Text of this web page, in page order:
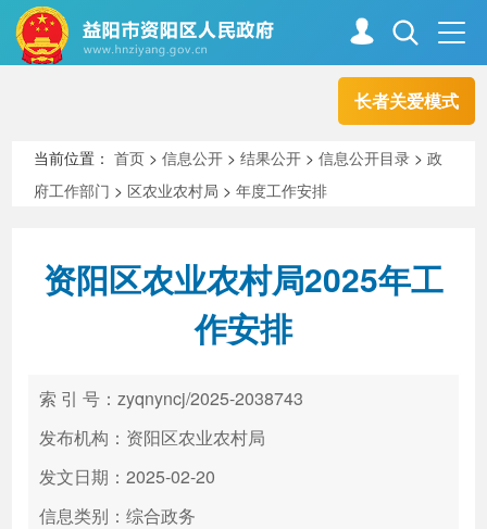
长者关爱模式
走进资阳
新闻中心 解读回应
政务服务
高效办成一件事
当前位置：首页 >信息公开 >结果公开 >信息公开目录 >政
府工作部门 > 区农业农村局 >年度工作安排
资阳区农业农村局2025年工
作安排
索 引 号：zyqnyncj/2025-2038743
发布机构：资阳区农业农村局
发文日期：2025-02-20
信息类别：综合政务